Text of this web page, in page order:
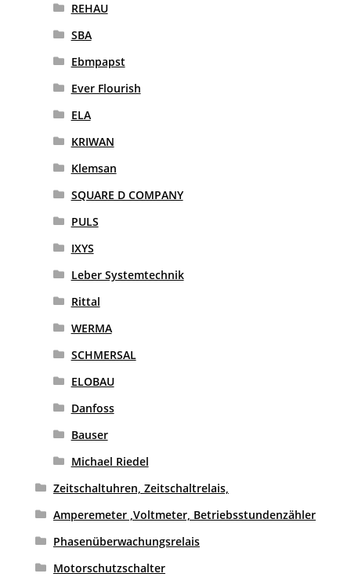
REHAU
SBA
Ebmpapst
Ever Flourish
ELA
KRIWAN
Klemsan
SQUARE D COMPANY
PULS
IXYS
Leber Systemtechnik
Rittal
WERMA
SCHMERSAL
ELOBAU
Danfoss
Bauser
Michael Riedel
Zeitschaltuhren, Zeitschaltrelais,
Amperemeter ,Voltmeter, Betriebsstundenzähler
Phasenüberwachungsrelais
Motorschutzschalter